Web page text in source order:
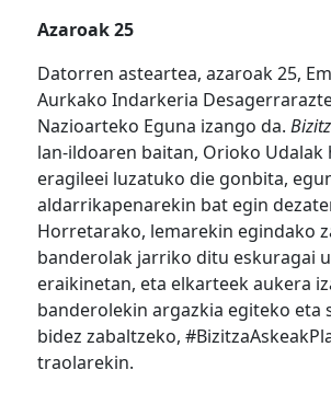
Azaroak 25
Datorren asteartea, azaroak 25,
Aurkako Indarkeria
Nazioarteko Eguna izango da.
lan-ildoaren baitan, Orioko Udalak
eragileei luzatuko die gonbita,
aldarrikapenarekin bat egin
Horretarako, lemarekin egindako
banderolak jarriko ditu eskuragai
eraikinetan, eta elkarteek aukera
banderolekin argazkia egiteko eta
bidez zabaltzeko,
traolarekin.